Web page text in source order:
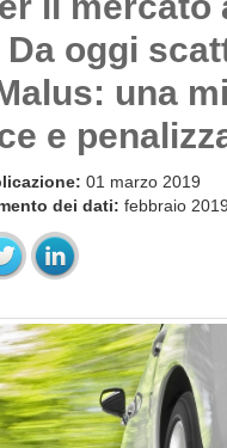
Da oggi
una
e
01 marzo 2019
dei dati: febbraio 2019